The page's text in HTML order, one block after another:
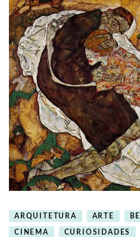
ARQUITETURA ARTE
CINEMA CURIOSIDADES